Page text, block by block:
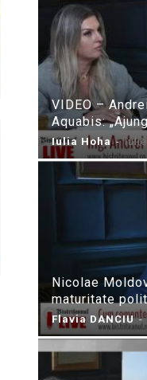
VIDEO –
Aquabis:
Iulia Hoha -
Nicolae
maturitate
Flavia DANCIU -